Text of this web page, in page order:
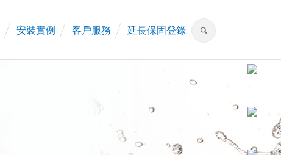
安裝實例 客戶服務 延長保固登錄